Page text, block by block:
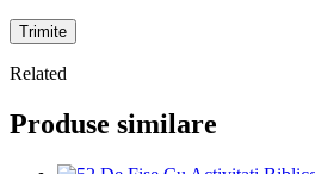
Trimite
Related
Produse similare